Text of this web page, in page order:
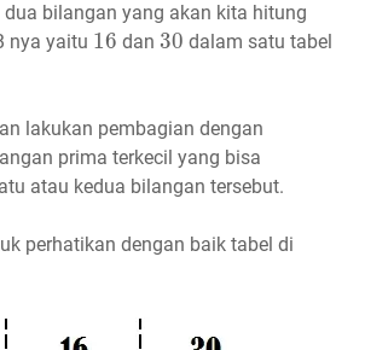
bilangan yang akan kita hitung
nya yaitu 16
16 dan 30
30 dalam satu tabel
lakukan pembagian dengan
prima terkecil yang bisa
atau kedua bilangan tersebut.
perhatikan dengan baik tabel di